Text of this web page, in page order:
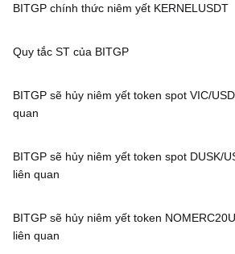
BITGP chính thức niêm yết KERNELUSDT
Quy tắc ST của BITGP
BITGP sẽ hủy niêm yết token spot VIC/
quan
BITGP sẽ hủy niêm yết token spot DUSK/
liên quan
BITGP sẽ hủy niêm yết token
liên quan